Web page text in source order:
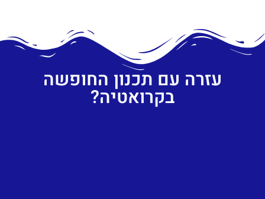
עזרה עם תכנון החופשה
בקרואטיה?